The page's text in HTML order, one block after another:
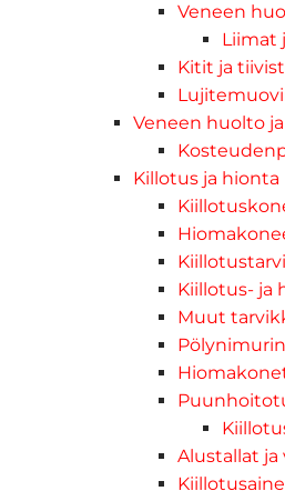
Veneen
Liimat
Kitit ja
Veneen huolto
Killotus ja hionta
Kiillotus- ja
Muut
Alustallat ja